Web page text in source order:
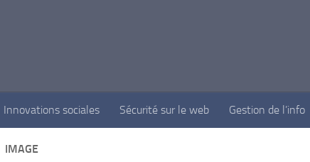
Innovations sociales Sécurité sur le web Gestion de l’info
IMAGE